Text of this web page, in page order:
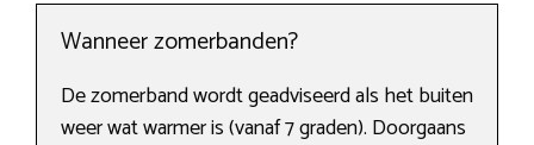
Wanneer zomerbanden?
De zomerband wordt geadviseerd als het buiten
weer wat warmer is (vanaf 7 graden). Doorgaans